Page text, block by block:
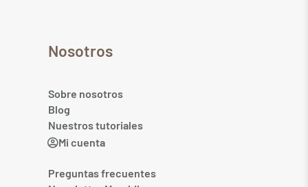
Nosotros
Sobre nosotros
Blog
Nuestros tutoriales
Mi cuenta
Preguntas frecuentes